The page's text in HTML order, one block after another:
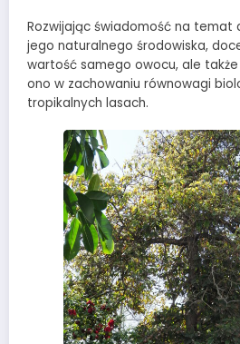
Rozwijając świadomość na temat
jego naturalnego środowiska,
wartość samego owocu, ale
ono w zachowaniu równowagi
tropikalnych lasach.